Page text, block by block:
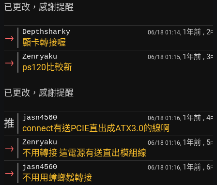
→ Depthsharky 06/18 01:14, 1年前 , 2F
顯卡轉接喔
→ Zenryaku 06/18 01:15, 1年前 , 3F
ps120比較新
推 jasn4560 06/18 01:16, 1年前 , 4F
connect有送PCIE直出成ATX3.0的線啊
→ Zenryaku 06/18 01:16, 1年前 , 5F
不用轉接 這電源有送直出模組線
→ jasn4560 06/18 01:16, 1年前 , 6F
不用用蟑螂鬚轉接